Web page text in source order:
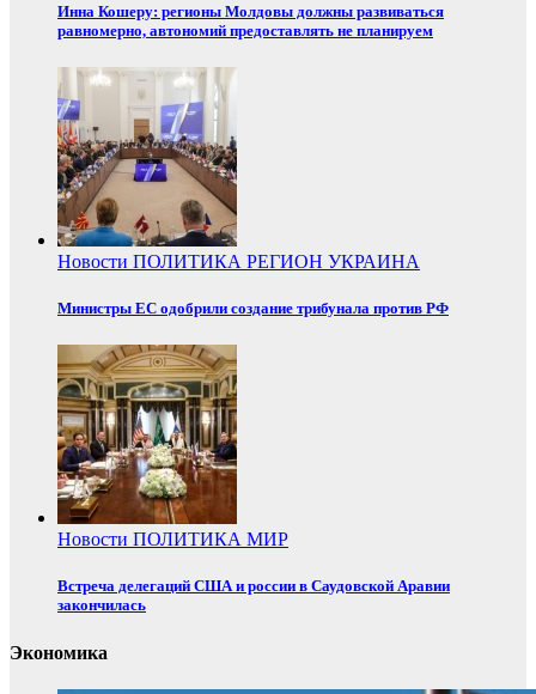
Инна Кошеру: регионы Молдовы должны развиваться
равномерно, автономий предоставлять не планируем
Новости ПОЛИТИКА РЕГИОН УКРАИНА
Министры ЕС одобрили создание трибунала против РФ
Новости ПОЛИТИКА МИР
Встреча делегаций США и россии в Саудовской Аравии
закончилась
Экономика